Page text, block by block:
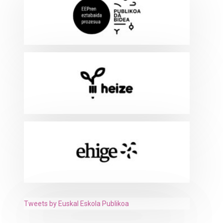
Tweets by Euskal Eskola Publikoa